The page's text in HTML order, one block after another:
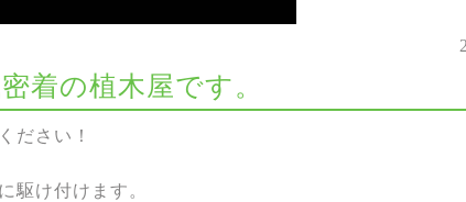
着の植木屋です。
ださい！
駆け付けます。